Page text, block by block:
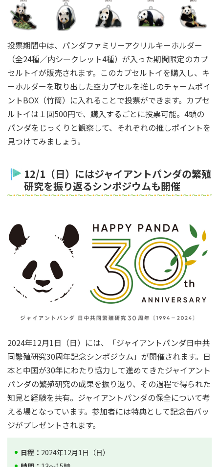
投票期間中は、パンダファミリーアクリルキーホルダー
（全24種／内シークレット4種）が入った期間限定のカプ
セルトイが販売されます。このカプセルトイを購入し、キ
ーホルダーを取り出した空カプセルを推しのチャームポイ
ントBOX（竹筒）に入れることで投票ができます。カプセ
ルトイは１回500円で、購入するごとに投票可能。4頭の
パンダをじっくりと観察して、それぞれの推しポイントを
見つけてみましょう。
12/1（日）にはジャイアントパンダの繁殖
研究を振り返るシンポジウムも開催
2024年12月1日（日）には、「ジャイアントパンダ日中共
同繁殖研究30周年記念シンポジウム」が開催されます。日
本と中国が30年にわたり協力して進めてきたジャイアント
パンダの繁殖研究の成果を振り返り、その過程で得られた
知見と経験を共有。ジャイアントパンダの保全について考
える場となっています。参加者には特典として記念缶バッ
ジがプレゼントされます。
日程： 2024年12月1日（日）